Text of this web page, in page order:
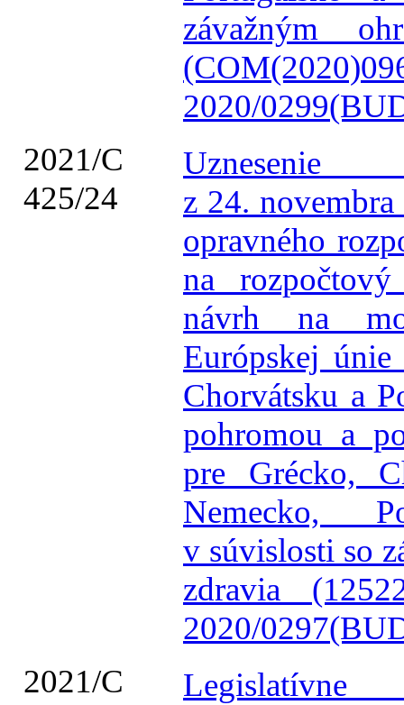
závažným
2020/
2021/C
425/24
Uznesenie
z 24.
opravného
na
návrh na
Európskej
Chorvátsku a
pohromou a
pre Grécko,
Nemecko,
v súvislosti so
zdravia
2020/
2021/C